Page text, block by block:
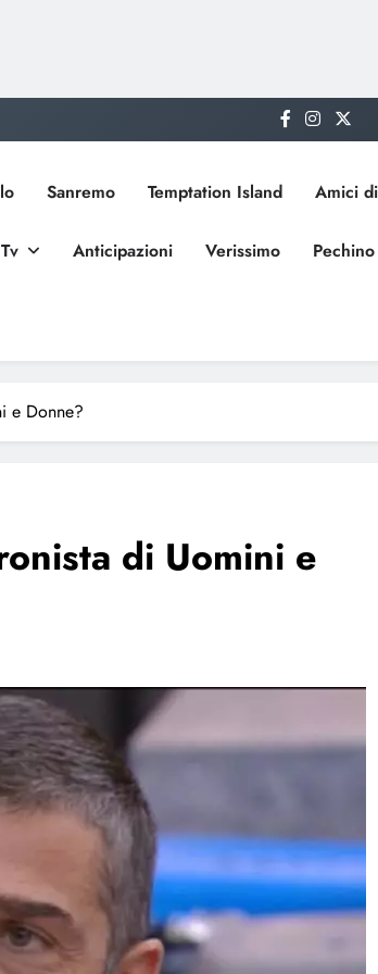
Sanremo Temptation Island Amici
Anticipazioni Verissimo
e Donne?
di Uomini e